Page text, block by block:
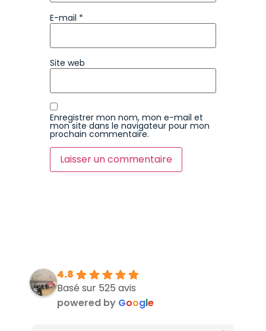
E-mail *
Site web
Enregistrer mon nom, mon e-mail et
mon site dans le navigateur pour mon
prochain commentaire.
4.8
Basé sur 525 avis
powered by Google